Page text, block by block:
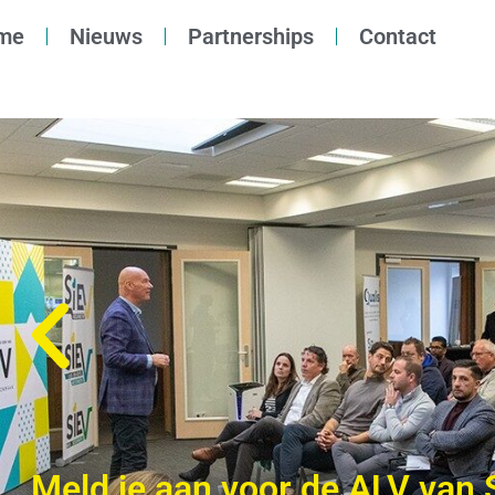
Nieuws Partnerships Contact